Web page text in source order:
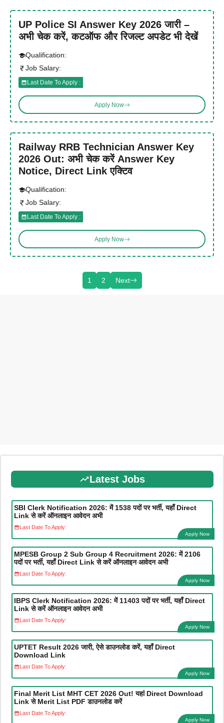
UP Police SI Answer Key 2026 जारी –
अभी चेक करें, कटऑफ और रिजल्ट अपडेट भी देखें
Qualification:
Job Salary:
Last Date To Apply :
Apply Now
Railway RRB Technician Answer Key
2026 Out: अभी चेक करें Answer Key
Notice, Direct Link एक्टिव
Qualification:
Job Salary:
Last Date To Apply :
Apply Now
1 2 Next
Latest Jobs
SBI Clerk Notification 2026: में 1538 पदों पर भर्ती, यहाँ Direct
Link से करें ऑनलाइन आवेदन अभी
Last Date To Apply:
Apply Now
MPESB Group 2 Sub Group 4 Recruitment 2026: में 2106
पदों पर भर्ती, यहाँ Direct Link से करें ऑनलाइन आवेदन अभी
Last Date To Apply:
Apply Now
IBPS Clerk Notification 2026: में 11403 पदों पर भर्ती, यहाँ Direct
Link से करें ऑनलाइन आवेदन अभी
Last Date To Apply:
Apply Now
UPTET Result 2026 जारी, ऐसे डाउनलोड करें, यहाँ Direct
Download Link
Last Date To Apply:
Apply Now
Final Merit List MHT CET 2026 Out! यहां Direct Download
Link से Merit List PDF डाउनलोड करें
Last Date To Apply:
Apply Now